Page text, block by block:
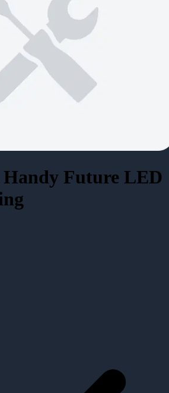
Future LED